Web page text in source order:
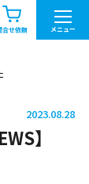
合せ依頼 メニュー
覧
関東
2023.08.28
】